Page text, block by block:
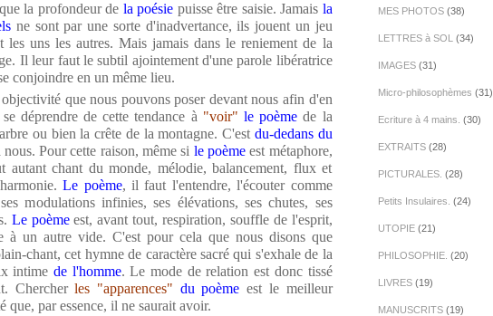
la profondeur de la poésie puisse être saisie. Jamais la
ne sont par une sorte d'inadvertance, ils jouent un jeu
les uns les autres. Mais jamais dans le reniement de la
Il leur faut le subtil ajointement d'une parole libératrice
conjoindre en un même lieu.
que nous pouvons poser devant nous afin d'en
déprendre de cette tendance à "voir" le poème de la
ou bien la crête de la montagne. C'est du-dedans du
Pour cette raison, même si le poèmeest métaphore,
autant chant du monde, mélodie, balancement, flux et
Le poème, il faut l'entendre, l'écouter comme
modulations infinies, ses élévations, ses chutes, ses
Le poèmeest, avant tout, respiration, souffle de l'esprit,
à un autre vide. C'est pour cela que nous disons que
chant, cet hymne de caractère sacré qui s'exhale de la
intime de l'homme. Le mode de relation est donc tissé
Chercherles "apparences" du poème est le meilleur
par essence, il ne saurait avoir.
MES PHOTOS(38)
LETTRES à SOL (34)
IMAGES(31)
Micro-philosophèmes (31)
Ecriture à 4 mains. (30)
EXTRAITS(28)
PICTURALES. (28)
Petits Insulaires. (24)
UTOPIE(21)
PHILOSOPHIE. (20)
LIVRES(19)
MANUSCRITS(19)